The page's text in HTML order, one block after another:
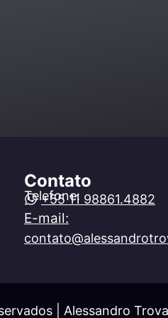
Contato
Telefone:
+55 11 98861.4882
E-mail:
| Alessandro